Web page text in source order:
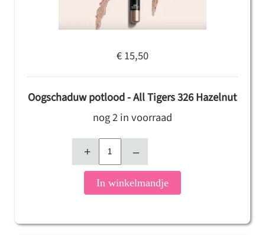
€ 15,50
Oogschaduw potlood - All Tigers 326 Hazelnut
nog 2 in voorraad
+ –
In winkelmandje